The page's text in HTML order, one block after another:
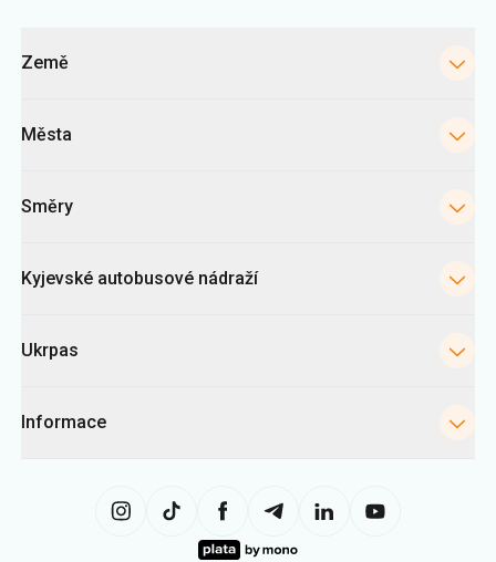
Země
Města
Směry
Kyjevské autobusové nádraží
Ukrpas
Informace